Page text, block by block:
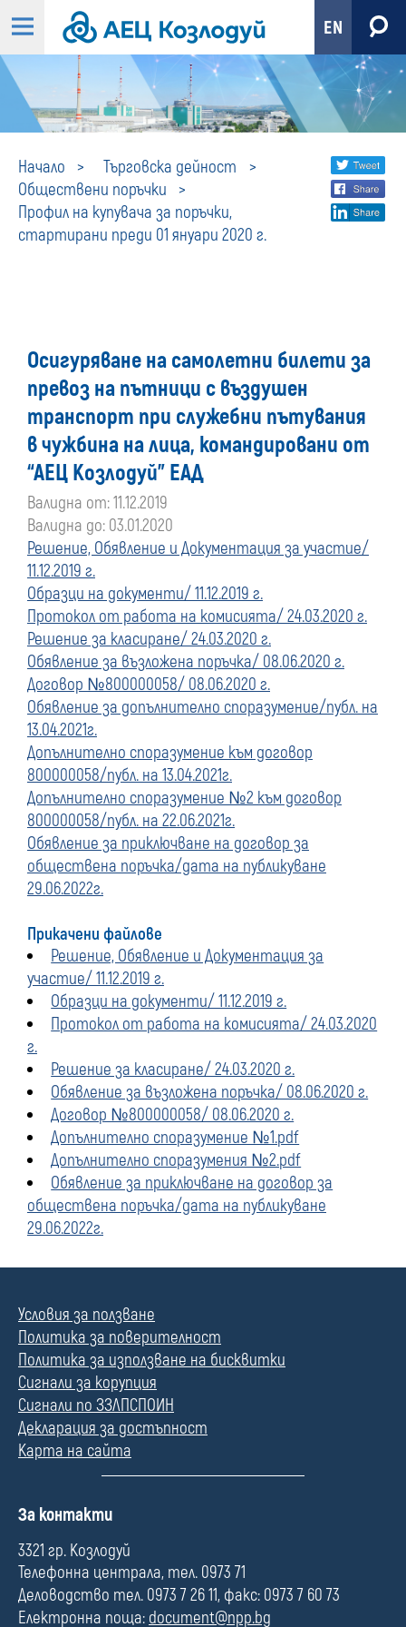
EN
Начало
Търговска дейност
Обществени поръчки
Профил на купувача за поръчки,
стартирани преди 01 януари 2020 г.
Профил
на
поръчки,
стартирани
преди
01
2020
г.
Share
social
Осигуряване на самолетни билети за
превоз на пътници с въздушен
транспорт при служебни пътувания
в чужбина на лица, командировани от
“АЕЦ Козлодуй” ЕАД
Валидна от: 11.12.2019
Валидна до: 03.01.2020
Решение, Обявление и Документация за участие/
11.12.2019 г.
Образци на документи/ 11.12.2019 г.
Протокол от работа на комисията/ 24.03.2020 г.
Решение за класиране/ 24.03.2020 г.
Обявление за възложена поръчка/ 08.06.2020 г.
Договор №800000058/ 08.06.2020 г.
Обявление за допълнително споразумение/публ. на
13.04.2021г.
Допълнително споразумение към договор
800000058/публ. на 13.04.2021г.
Допълнително споразумение №2 към договор
800000058/публ. на 22.06.2021г.
Обявление за приключване на договор за
обществена поръчка/дата на публикуване
29.06.2022г.
Прикачени файлове
Решение, Обявление и Документация за
участие/ 11.12.2019 г.
Образци на документи/ 11.12.2019 г.
Протокол от работа на комисията/ 24.03.2020
г.
Решение за класиране/ 24.03.2020 г.
Обявление за възложена поръчка/ 08.06.2020 г.
Договор №800000058/ 08.06.2020 г.
Допълнително споразумение №1.pdf
Допълнително споразумения №2.pdf
Обявление за приключване на договор за
обществена поръчка/дата на публикуване
29.06.2022г.
Условия за ползване
Политика за поверителност
Политика за използване на бисквитки
Сигнали за корупция
Сигнали по ЗЗЛПСПОИН
Декларация за достъпност
Карта на сайта
П
л
е
За контакти
3321 гр. Козлодуй
Телефонна централа, тел. 0973 71
Деловодство тел. 0973 7 26 11, факс: 0973 7 60 73
Електронна поща: document@npp.bg